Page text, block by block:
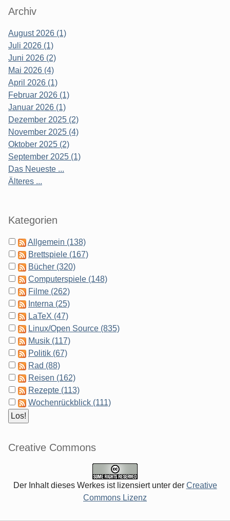
Archiv
August 2026 (1)
Juli 2026 (1)
Juni 2026 (2)
Mai 2026 (4)
April 2026 (1)
Februar 2026 (1)
Januar 2026 (1)
Dezember 2025 (2)
November 2025 (4)
Oktober 2025 (2)
September 2025 (1)
Das Neueste ...
Älteres ...
Kategorien
Allgemein (138)
Brettspiele (167)
Bücher (320)
Computerspiele (148)
Filme (262)
Interna (25)
LaTeX (47)
Linux/Open Source (835)
Musik (117)
Politik (67)
Rad (88)
Reisen (162)
Rezepte (113)
Wochenrückblick (111)
Creative Commons
Der Inhalt dieses Werkes ist lizensiert unter der Creative
Commons Lizenz